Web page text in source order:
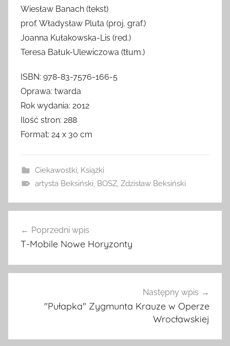
Wiesław Banach (tekst)
prof. Władysław Pluta (proj. graf.)
Joanna Kułakowska-Lis (red.)
Teresa Bałuk-Ulewiczowa (tłum.)
ISBN: 978-83-7576-166-5
Oprawa: twarda
Rok wydania: 2012
Ilość stron: 288
Format: 24 x 30 cm
Ciekawostki, Książki
artysta Beksiński, BOSZ, Zdzisław Beksiński
wpisu
Poprzedni wpis
T-Mobile Nowe Horyzonty
Następny wpis
"Pułapka" Zygmunta Krauze w Operze
Wrocławskiej